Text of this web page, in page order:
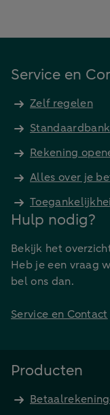
Service en
Zelf regelen
Rekening
Alles over je
Hulp nodig?
Bekijk het
Heb je een vraag
bel ons dan.
Service en Contact
Producten